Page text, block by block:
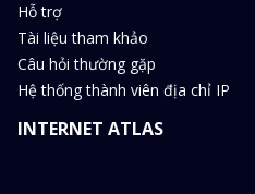
Hỗ trợ
Tài liệu tham khảo
Câu hỏi thường gặp
Hệ thống thành viên địa chỉ IP
INTERNET ATLAS